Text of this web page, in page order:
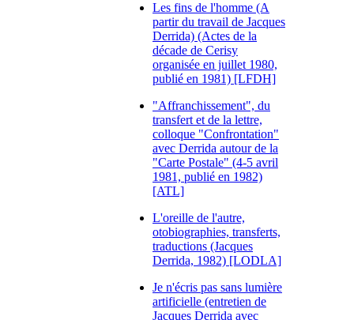
Les fins de l'homme (A
partir du travail de Jacques
Derrida) (Actes de la
décade de Cerisy
organisée en juillet 1980,
publié en 1981) [LFDH]
"Affranchissement", du
transfert et de la lettre,
colloque "Confrontation"
avec Derrida autour de la
"Carte Postale" (4-5 avril
1981, publié en 1982)
[ATL]
L'oreille de l'autre,
otobiographies, transferts,
traductions (Jacques
Derrida, 1982) [LODLA]
Je n'écris pas sans lumière
artificielle (entretien de
Jacques Derrida avec